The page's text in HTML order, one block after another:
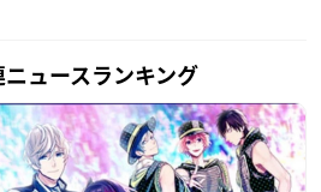
ュースランキング